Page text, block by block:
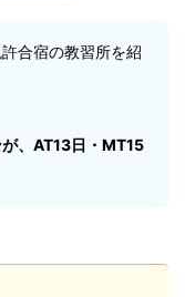
合宿の教習所を紹
、AT13日・MT15